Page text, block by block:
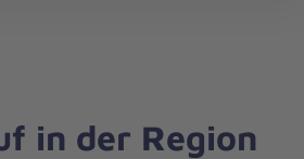
in der Region